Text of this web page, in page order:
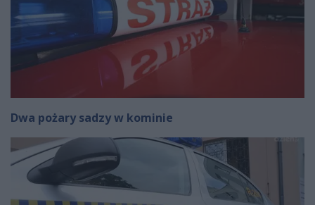
Dwa pożary sadzy w kominie